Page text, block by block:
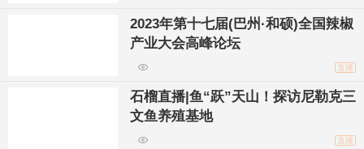
2023年第十七届(巴州·和硕)全国辣椒
产业大会高峰论坛
直播
石榴直播|鱼“跃”天山！探访尼勒克三
文鱼养殖基地
直播